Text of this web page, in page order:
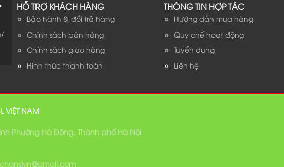
HỖ TRỢ KHÁCH HÀNG
Bảo hành & đổi trả hàng
Chính sách bán hàng
Chính sách giao hàng
Hình thức thanh toán
THÔNG TIN HỢP TÁC
Hướng dẫn mua hàng
Quy chế hoạt động
Tuyển dụng
Liên hệ
VIỆT NAM
Phường Hà Đông, Thành phố Hà Nội